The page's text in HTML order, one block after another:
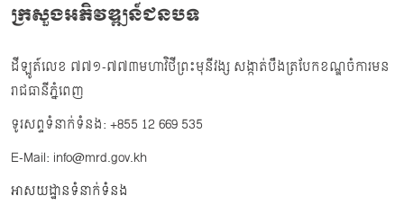
ក្រសួងអភិវឌ្ឍន៍ជនបទ
ដីឡូត៍លេខ ៧៧១-៧៧៣មហាវិថីព្រះមុនីវង្ស សង្កាត់បឹងត្របែកខណ្ឌចំការមន
រាជធានីភ្នំពេញ
ទូរសព្ទទំនាក់ទំនង: +855 12 669 535
E-Mail: info@mrd.gov.kh
អាសយដ្ឋានទំនាក់ទំនង